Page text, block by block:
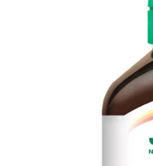
Jiné stránky Jamieson